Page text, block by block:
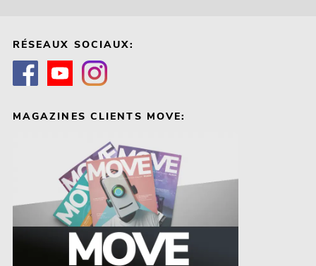
RÉSEAUX SOCIAUX:
MAGAZINES CLIENTS MOVE: